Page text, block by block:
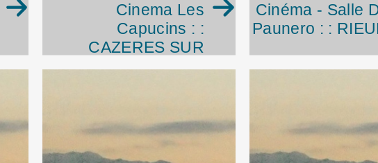
Cinema Les
Capucins : :
CAZERES SUR
GARONNE
Cinéma - Salle
Paunero : :